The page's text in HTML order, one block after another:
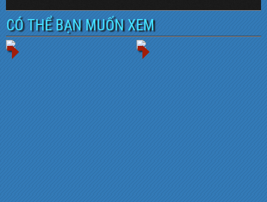
CÓ THỂ BẠN MUỐN XEM